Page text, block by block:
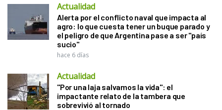
Actualidad
Alerta por el conflicto naval que impacta al
agro: lo que cuesta tener un buque parado y
el peligro de que Argentina pase a ser "país
sucio"
hace 6 días
Actualidad
"Por una laja salvamos la vida": el
impactante relato de la tambera que
sobrevivió al tornado